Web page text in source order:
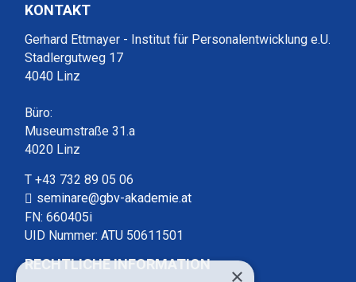
KONTAKT
Gerhard Ettmayer - Institut für Personalentwicklung e.U.
Stadlergutweg 17
4040 Linz
Büro:
Museumstraße 31.a
4020 Linz
T +43 732 89 05 06
seminare@gbv-akademie.at
FN: 660405i
UID Nummer: ATU 50611501
RECHTLICHE INFORMATION ×